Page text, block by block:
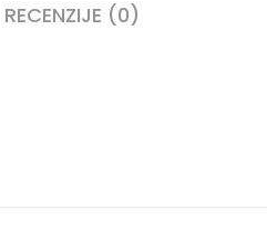
RECENZIJE (0)